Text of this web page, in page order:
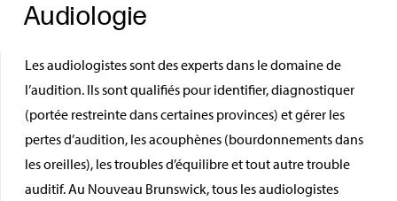
Audiologie
Les audiologistes sont des experts dans le domaine de
l’audition. Ils sont qualifiés pour identifier, diagnostiquer
(portée restreinte dans certaines provinces) et gérer les
pertes d’audition, les acouphènes (bourdonnements dans
les oreilles), les troubles d’équilibre et tout autre trouble
auditif. Au Nouveau Brunswick, tous les audiologistes